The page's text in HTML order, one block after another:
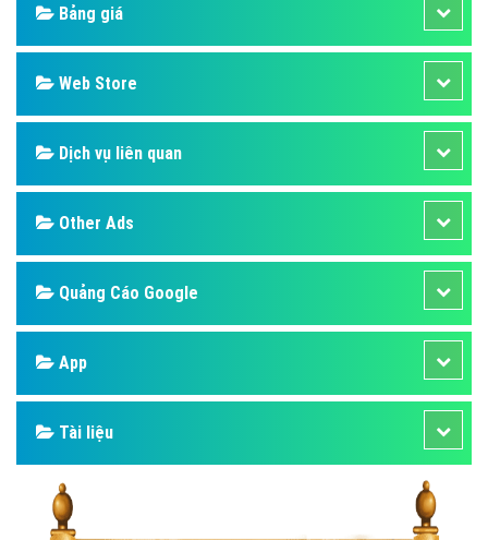
Bảng giá
Web Store
Dịch vụ liên quan
Other Ads
Quảng Cáo Google
App
Tài liệu